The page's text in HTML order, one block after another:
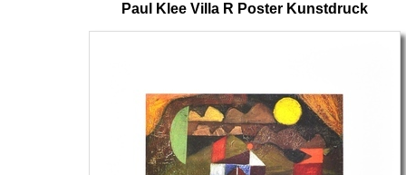
Paul Klee Villa R Poster Kunstdruck